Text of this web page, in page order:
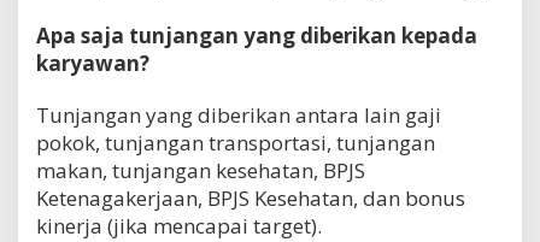
Apa saja tunjangan yang diberikan kepada
karyawan?
Tunjangan yang diberikan antara lain gaji
pokok, tunjangan transportasi, tunjangan
makan, tunjangan kesehatan, BPJS
Ketenagakerjaan, BPJS Kesehatan, dan bonus
kinerja (jika mencapai target).